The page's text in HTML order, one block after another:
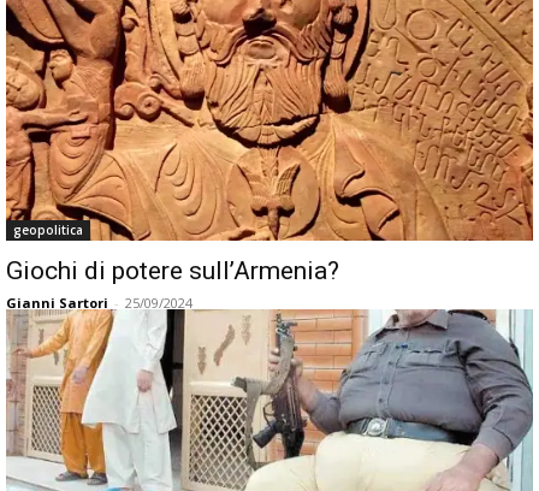
geopolitica
Giochi di potere sull’Armenia?
Gianni Sartori - 25/09/2024